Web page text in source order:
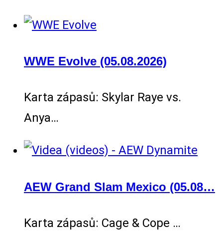
WWE Evolve (05.08.2026)
Karta zápasů: Skylar Raye vs.
Anya…
AEW Grand Slam Mexico (05.08…
Karta zápasů: Cage & Cope …